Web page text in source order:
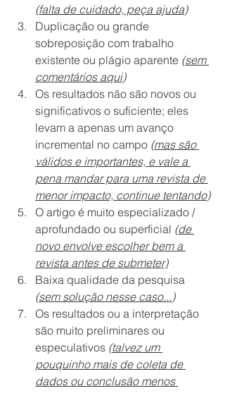
(falta de cuidado, peça ajuda)
Duplicação ou grande
sobreposição com trabalho
existente ou plágio aparente (sem
comentários aqui)
Os resultados não são novos ou
significativos o suficiente; eles
levam a apenas um avanço
incremental no campo (mas são
válidos e importantes, e vale a
pena mandar para uma revista de
menor impacto, continue tentando)
O artigo é muito especializado /
aprofundado ou superficial (de
novo envolve escolher bem a
revista antes de submeter)
Baixa qualidade da pesquisa
(sem solução nesse caso...)
Os resultados ou a interpretação
são muito preliminares ou
especulativos (talvez um
pouquinho mais de coleta de
dados ou conclusão menos